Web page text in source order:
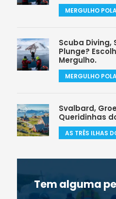
MERGULHO
Scuba Diving,
Plunge?
Mergulho.
MERGULHO
Svalbard,
Queridinhas
AS TRÊS ILHAS
Tem alguma